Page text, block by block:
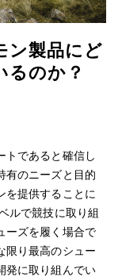
ン製品にど
るのか？
トであると確信し
有のニーズと目的
を提供することに
ルで競技に取り組
ーズを履く場合で
限り最高のシュー
発に取り組んでい